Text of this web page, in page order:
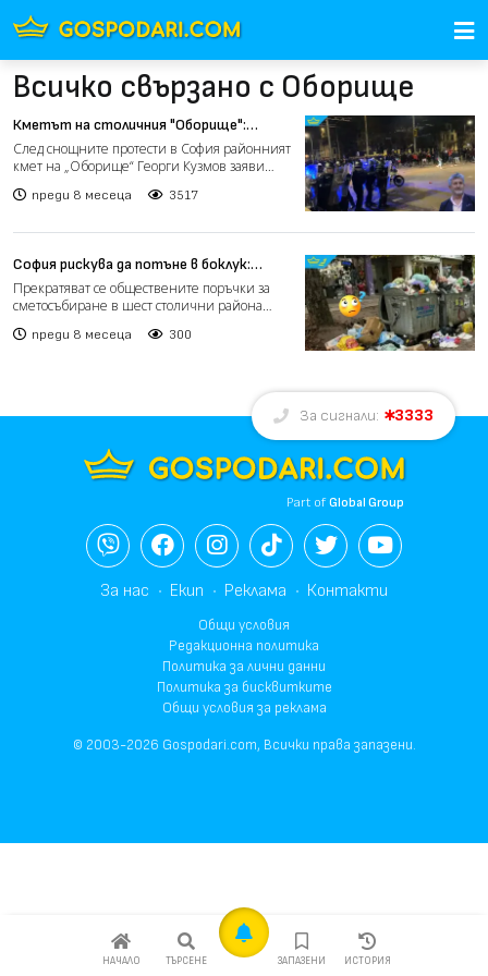
Всичко свързано с Оборище
Кметът на столичния "Оборище":
Имаше хора, които молеха полицаите да
се намесят, но те не помръднаха (видео)
След снощните протести в София районният
кмет на „Оборище“ Георги Кузмов заяви
преди 8 месеца 3517
София рискува да потъне в боклук:
провалиха се поръчките за чистота в
шест района
Прекратяват се обществените поръчки за
сметосъбиране в шест столични района
преди 8 месеца 300
НАЧАЛО ТЪРСЕНЕ ЗАПАЗЕНИ ИСТОРИЯ
За сигнали: 3333
Part ofGlobal Group
За нас Екип Реклама Контакти
Общи условия
Редакционна политика
Политика за лични данни
Политика за бисквитките
Общи условия за реклама
© 2003-2026 Gospodari.com, Всички права запазени.